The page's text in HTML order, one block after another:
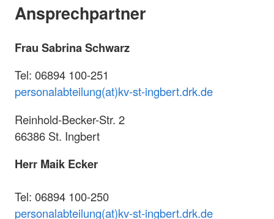
Ansprechpartner
Frau Sabrina Schwarz
Tel: 06894 100-251
personalabteilung(at)kv-st-ingbert.drk.de
Reinhold-Becker-Str. 2
66386 St. Ingbert
Herr Maik Ecker
Tel: 06894 100-250
personalabteilung(at)kv-st-ingbert.drk.de